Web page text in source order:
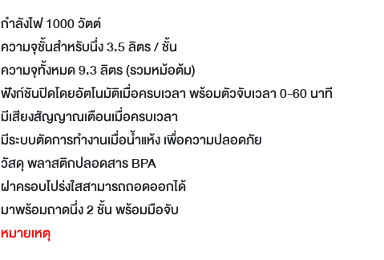
กำลังไฟ 1000 วัตต์
ความจุชั้นสำหรับนึ่ง 3.5 ลิตร / ชั้น
ความจุทั้งหมด 9.3 ลิตร (รวมหม้อต้ม)
ฟังก์ชันปิดโดยอัตโนมัติเมื่อครบเวลา พร้อมตัวจับเวลา 0-60 นาที
มีเสียงสัญญาณเตือนเมื่อครบเวลา
มีระบบตัดการทำงานเมื่อน้ำแห้ง เพื่อความปลอดภัย
วัสดุ พลาสติกปลอดสาร BPA
ฝาครอบโปร่งใสสามารถถอดออกได้
มาพร้อมถาดนึ่ง 2 ชั้น พร้อมมือจับ
หมายเหตุ